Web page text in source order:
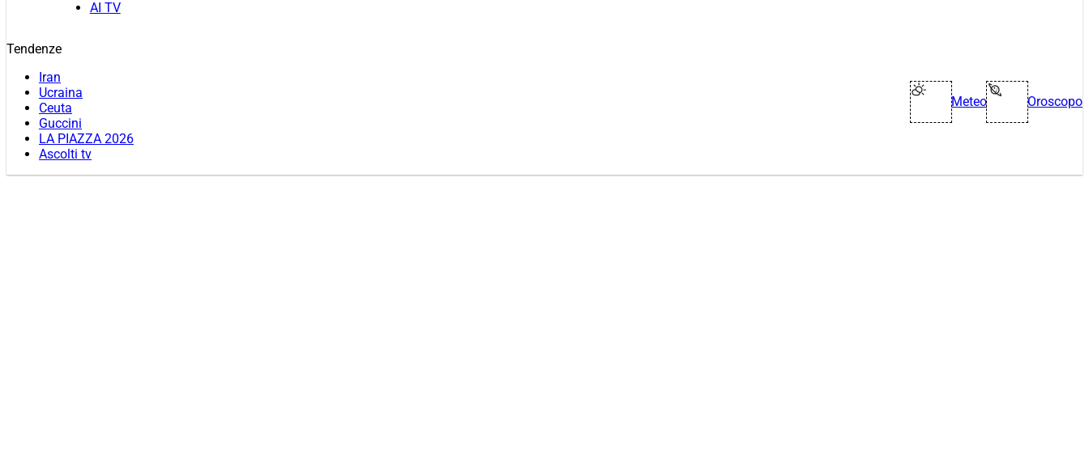
AI TV
Tendenze
Iran
Ucraina
Ceuta
Guccini
LA PIAZZA 2026
Ascolti tv
Meteo Oroscopo